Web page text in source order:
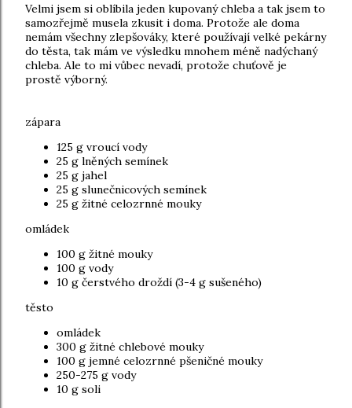
Velmi jsem si oblíbila jeden kupovaný chleba a tak jsem to
samozřejmě musela zkusit i doma. Protože ale doma
nemám všechny zlepšováky, které používají velké pekárny
do těsta, tak mám ve výsledku mnohem méně nadýchaný
chleba. Ale to mi vůbec nevadí, protože chuťově je
prostě výborný.
zápara
125 g vroucí vody
25 g lněných semínek
25 g jahel
25 g slunečnicových semínek
25 g žitné celozrnné mouky
omládek
100 g žitné mouky
100 g vody
10 g čerstvého droždí (3-4 g sušeného)
těsto
omládek
300 g žitné chlebové mouky
100 g jemné celozrnné pšeničné mouky
250-275 g vody
10 g soli